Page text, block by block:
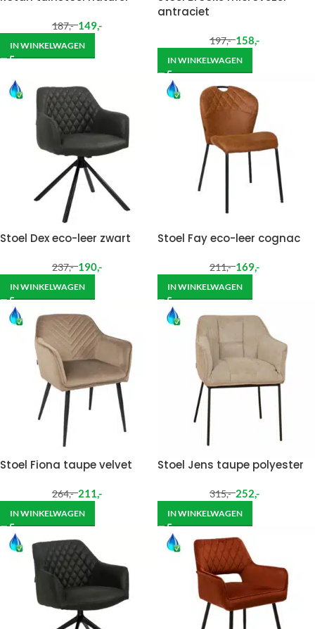
187,- 149,-
IN WINKELWAGEN
antraciet
197,- 158,-
IN WINKELWAGEN
Stoel Dex eco-leer zwart
237,- 190,-
IN WINKELWAGEN
Stoel Fay eco-leer cognac
211,- 169,-
IN WINKELWAGEN
Stoel Fiona taupe velvet
264,- 211,-
IN WINKELWAGEN
Stoel Jens taupe polyester
315,- 252,-
IN WINKELWAGEN